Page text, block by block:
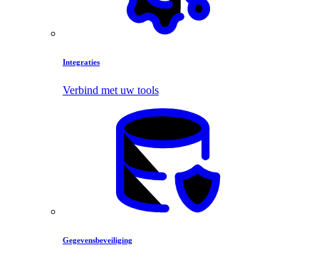
Integraties
Verbind met uw tools
Gegevensbeveiliging